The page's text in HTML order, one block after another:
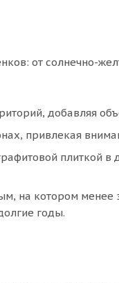
от солнечно-
добавляя
привлекая
плиткой
на котором менее
годы.